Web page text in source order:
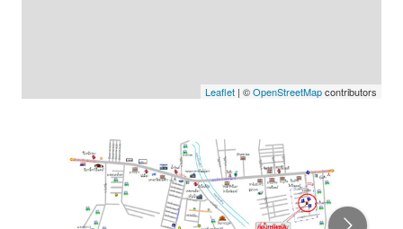
Leaflet | ©OpenStreetMapcontributors